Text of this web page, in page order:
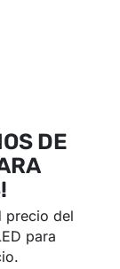
DE
precio del
para